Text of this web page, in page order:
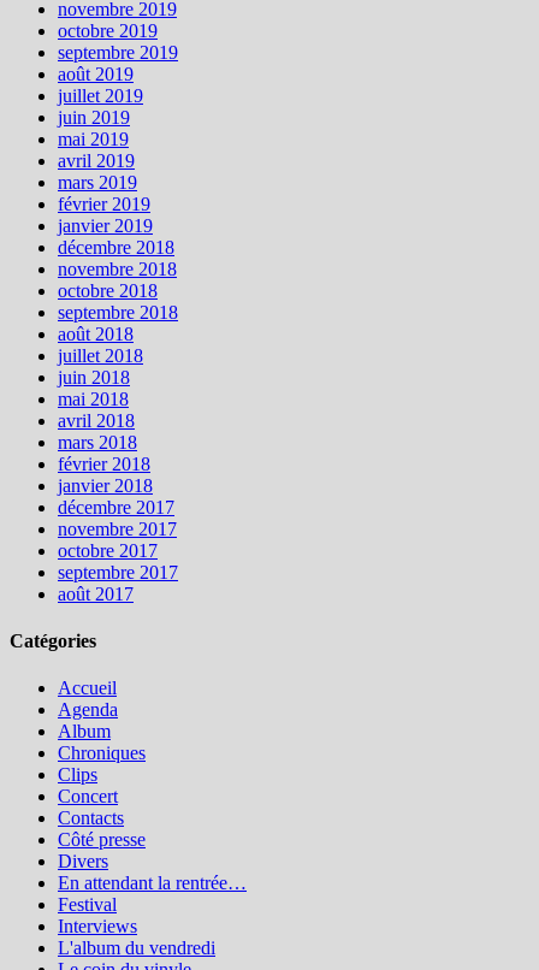
novembre 2019
octobre 2019
septembre 2019
août 2019
juillet 2019
juin 2019
mai 2019
avril 2019
mars 2019
février 2019
janvier 2019
décembre 2018
novembre 2018
octobre 2018
septembre 2018
août 2018
juillet 2018
juin 2018
mai 2018
avril 2018
mars 2018
février 2018
janvier 2018
décembre 2017
novembre 2017
octobre 2017
septembre 2017
août 2017
Catégories
Accueil
Agenda
Album
Chroniques
Clips
Concert
Contacts
Côté presse
Divers
En attendant la rentrée…
Festival
Interviews
L'album du vendredi